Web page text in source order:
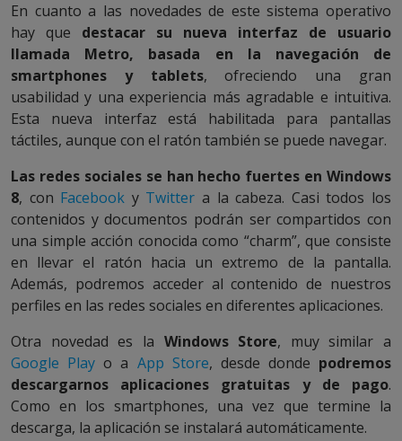
En cuanto a las novedades de este sistema operativo
hay que destacar su nueva interfaz de usuario
llamada Metro, basada en la navegación de
smartphones y tablets, ofreciendo una gran
usabilidad y una experiencia más agradable e intuitiva.
Esta nueva interfaz está habilitada para pantallas
táctiles, aunque con el ratón también se puede navegar.
Las redes sociales se han hecho fuertes en Windows
8, con Facebook y Twitter a la cabeza. Casi todos los
contenidos y documentos podrán ser compartidos con
una simple acción conocida como “charm”, que consiste
en llevar el ratón hacia un extremo de la pantalla.
Además, podremos acceder al contenido de nuestros
perfiles en las redes sociales en diferentes aplicaciones.
Otra novedad es la Windows Store, muy similar a
Google Play o a App Store, desde donde podremos
descargarnos aplicaciones gratuitas y de pago.
Como en los smartphones, una vez que termine la
descarga, la aplicación se instalará automáticamente.